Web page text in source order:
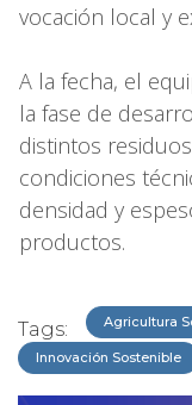
vocación local y
A la fecha, el
la fase de
distintos
condiciones
densidad y
productos.
Tags: Agricultura
Innovación Sostenible